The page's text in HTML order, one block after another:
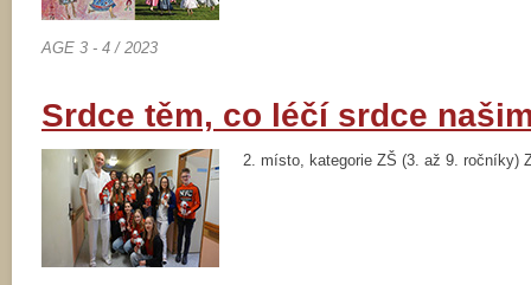
AGE 3 - 4 / 2023
Srdce těm, co léčí srdce
2. místo, kategorie ZŠ (3. až 9. ročníky)